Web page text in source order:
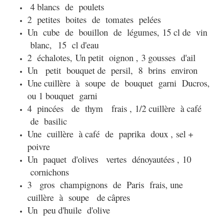
4 blancs de poulets
2 petites boites de tomates pelées
Un cube de bouillon de légumes, 15 cl de vin
blanc, 15 cl d'eau
2 échalotes, Un petit oignon , 3 gousses d'ail
Un petit bouquet de persil, 8 brins environ
Une cuillère à soupe de bouquet garni Ducros,
ou 1 bouquet garni
4 pincées de thym frais , 1/2 cuillère à café
de basilic
Une cuillère à café de paprika doux , sel +
poivre
Un paquet d'olives vertes dénoyautées , 10
cornichons
3 gros champignons de Paris frais, une
cuillère à soupe de câpres
Un peu d'huile d'olive